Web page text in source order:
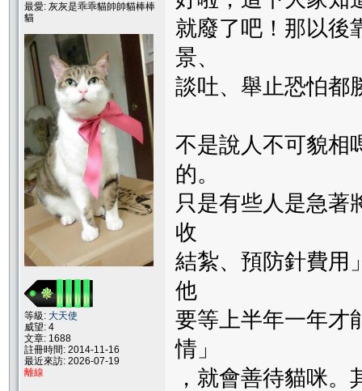
最愛: 灰灰是乖乖貓帥帥貓棒棒
貓
等級: 大天使
威望: 4
文章: 1688
註冊時間: 2014-11-16
最近來訪: 2026-07-19
離線
就廢了吧！那以後
景、
談吐、舉止恐怕都
不是說人不可貌相
的。
只是有些人是急著
收
結紮、預防針費用
他
要等上半年一年才
情」
，就會善待貓咪